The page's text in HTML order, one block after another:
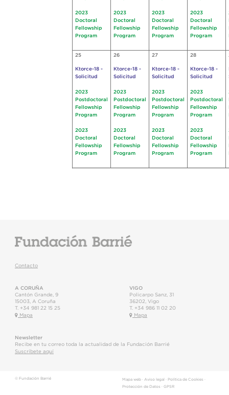
2023
Doctoral
Fellowship
Program
2023
Doctoral
Fellowship
Program
2023
Doctoral
Fellowship
Program
2023
Doctoral
Fellowship
Program
25
Ktorce-18 -
Solicitud
2023
Postdoctoral
Fellowship
Program
2023
Doctoral
Fellowship
Program
26
Ktorce-18 -
Solicitud
2023
Postdoctoral
Fellowship
Program
2023
Doctoral
Fellowship
Program
27
Ktorce-18 -
Solicitud
2023
Postdoctoral
Fellowship
Program
2023
Doctoral
Fellowship
Program
28
Ktorce-18 -
Solicitud
2023
Postdoctoral
Fellowship
Program
2023
Doctoral
Fellowship
Program
Contacto
A CORUÑA
Cantón Grande, 9
15003
A Coruña
T. +34 981 22 15 25
Mapa
VIGO
Policarpo Sanz, 31
36202 Vigo
T. +34 986 11 02 20
Mapa
Newsletter
Recibe en tu correo toda la actualidad de la Fundación Barrié
Suscríbete aquí
© Fundación Barrié Mapa web· Aviso legal · Política de Cookies ·
Protección de Datos · GPSR